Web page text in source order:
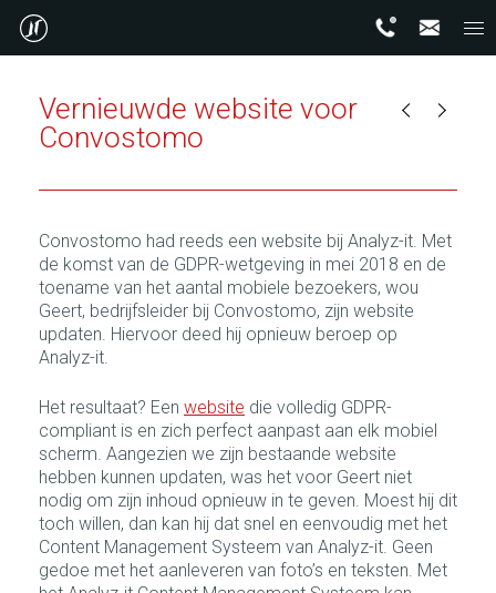
Vernieuwde website voor
Convostomo
Convostomo had reeds een website bij Analyz-it. Met
de komst van de GDPR-wetgeving in mei 2018 en de
toename van het aantal mobiele bezoekers, wou
Geert, bedrijfsleider bij Convostomo, zijn website
updaten. Hiervoor deed hij opnieuw beroep op
Analyz-it.
Het resultaat? Een website die volledig GDPR-
compliant is en zich perfect aanpast aan elk mobiel
scherm. Aangezien we zijn bestaande website
hebben kunnen updaten, was het voor Geert niet
nodig om zijn inhoud opnieuw in te geven. Moest hij dit
toch willen, dan kan hij dat snel en eenvoudig met het
Content Management Systeem van Analyz-it. Geen
gedoe met het aanleveren van foto’s en teksten. Met